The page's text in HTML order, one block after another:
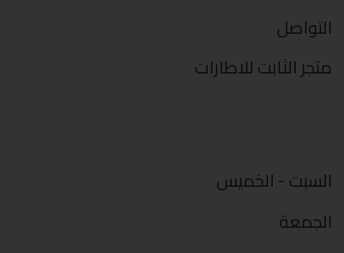
التواصل
متجر الثابت للاطارات
السبت - الخميس
الجمعة